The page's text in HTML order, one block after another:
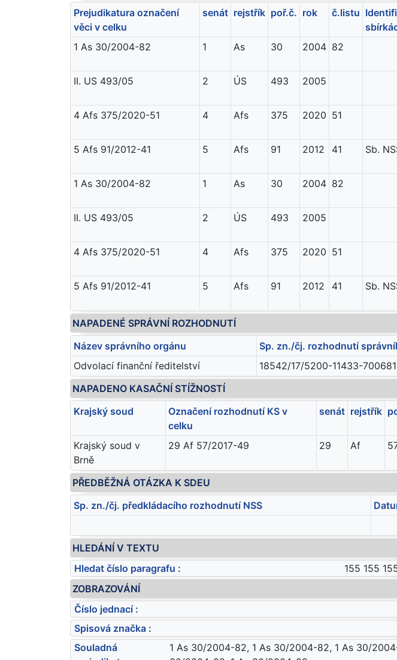
Prejudikatura označení
věci v celku
senát rejstřík poř.č. rok č.listu
1 As 30/2004-82 1 As 30 2004 82
II. US 493/05 2 ÚS 493 2005
4 Afs 375/2020-51 4 Afs 375 2020 51
5 Afs 91/2012-41 5 Afs 91 2012 41 Sb.
1 As 30/2004-82 1 As 30 2004 82
II. US 493/05 2 ÚS 493 2005
4 Afs 375/2020-51 4 Afs 375 2020 51
5 Afs 91/2012-41 5 Afs 91 2012 41 Sb.
NAPADENÉ SPRÁVNÍ ROZHODNUTÍ
Název správního orgánu
Sp. zn./čj. rozhodnutí
Odvolací finanční ředitelství
18542/17/5200-11433-700681
NAPADENO KASAČNÍ STÍŽNOSTÍ
Krajský soud
Označení rozhodnutí KS v
celku
senát rejstřík
Krajský soud v
Brně
29 Af 57/2017-49 29 Af
PŘEDBĚŽNÁ OTÁZKA K SDEU
Sp. zn./čj. předkládacího rozhodnutí NSS
HLEDÁNÍ V TEXTU
Hledat číslo paragrafu :
155 155
ZOBRAZOVÁNÍ
Číslo jednací :
Spisová značka :
Souladná
1 As 30/2004-82, 1 As 30/2004-82, 1 As 30/